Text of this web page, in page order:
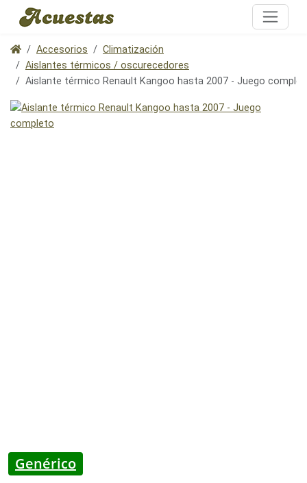
Accesorios
Climatización
Aislantes térmicos / oscurecedores
Aislante térmico Renault Kangoo hasta 2007 - Juego
Genérico